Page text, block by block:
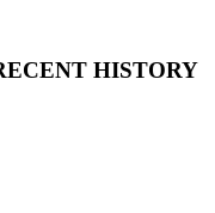
HISTORY